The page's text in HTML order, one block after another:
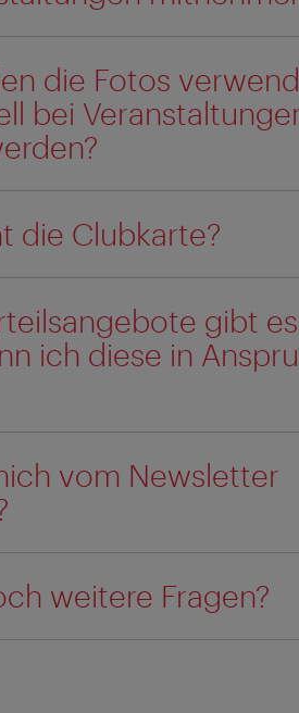
die Fotos
bei
die Clubkarte?
gibt es
ich diese in
vom Newsletter
weitere Fragen?